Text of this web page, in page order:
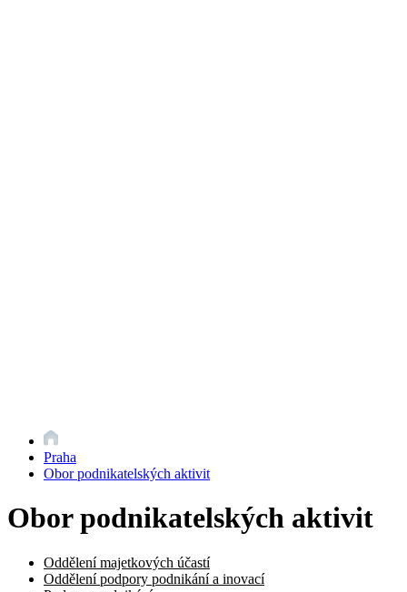
Praha
Obor podnikatelských aktivit
Obor podnikatelských aktivit
Oddělení majetkových účastí
Oddělení podpory podnikání a inovací